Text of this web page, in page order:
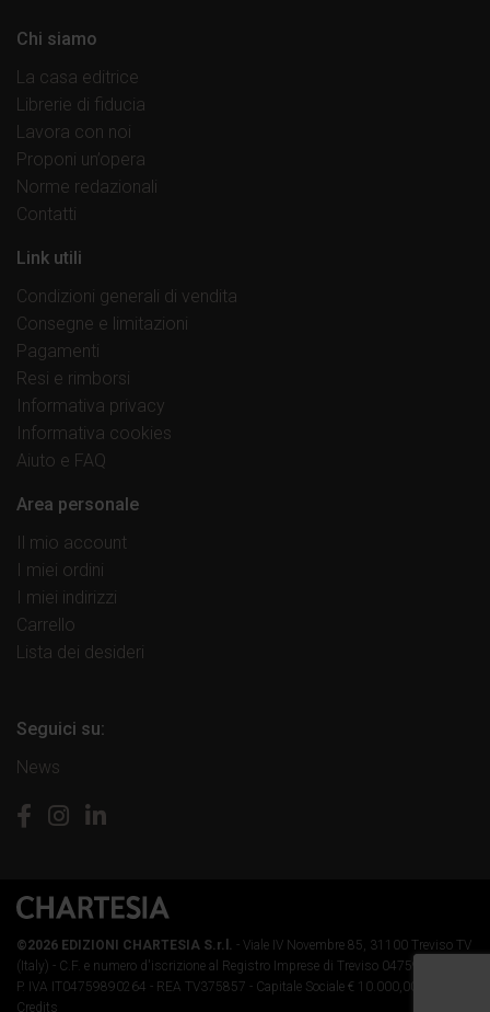
Chi siamo
La casa editrice
Librerie di fiducia
Lavora con noi
Proponi un’opera
Norme redazionali
Contatti
Link utili
Condizioni generali di vendita
Consegne e limitazioni
Pagamenti
Resi e rimborsi
Informativa privacy
Informativa cookies
Aiuto e FAQ
Area personale
Il mio account
I miei ordini
I miei indirizzi
Carrello
Lista dei desideri
Seguici su:
News
©2026 EDIZIONI CHARTESIA S.r.l.
- Viale IV Novembre 85, 31100 Treviso TV
(Italy) - C.F. e numero d'iscrizione al Registro Imprese di Treviso 04759890264 -
P. IVA IT04759890264 - REA TV375857 - Capitale Sociale € 10.000,00 i.v.
Credits